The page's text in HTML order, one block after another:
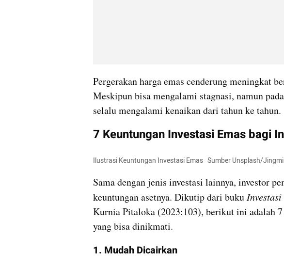
Pergerakan harga emas cenderung meningkat
Meskipun bisa mengalami stagnasi, namun
selalu mengalami kenaikan dari tahun ke tahun.
7 Keuntungan Investasi Emas bagi
Ilustrasi Keuntungan Investasi Emas   Sumber Unsplash/
Sama dengan jenis investasi lainnya, investor
keuntungan asetnya. Dikutip dari buku
Kurnia Pitaloka (2023:103), berikut ini adalah 7
yang bisa dinikmati.
1. Mudah Dicairkan